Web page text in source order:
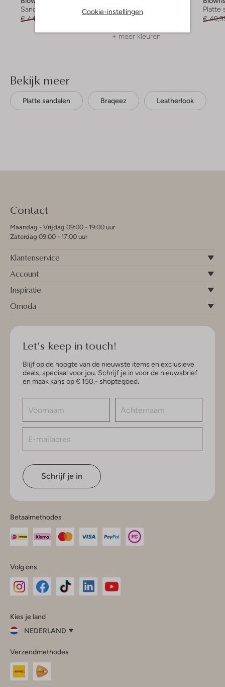
Cookie-instellingen
Sandalen
€ 44,95
Platte sandalen
+ meer kleuren
Platte
€
Bekijk meer
Platte sandalen Braqeez Leatherlook
Contact
Maandag - Vrijdag 09:00 - 19:00 uur
Zaterdag 09:00 - 17:00 uur
Klantenservice
Account
Inspiratie
Omoda
Let's keep in touch!
Blijf op de hoogte van de nieuwste items en exclusieve
deals, speciaal voor jou. Schrijf je in voor de nieuwsbrief
en maak kans op € 150,- shoptegoed.
Schrijf je in
Betaalmethodes
Volg ons
InstagramFacebook
Kies je land
NEDERLAND
je
land
Nederland
Verzendmethodes